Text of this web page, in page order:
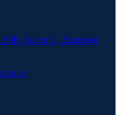
Sector 2, București